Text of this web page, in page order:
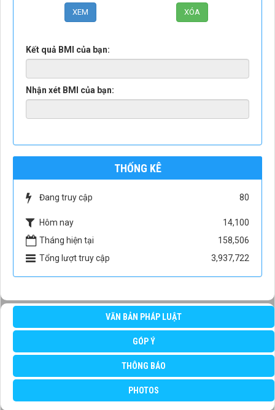
Kết quả BMI của bạn:
Nhận xét BMI của bạn:
THỐNG KÊ
Đang truy cập 80
Hôm nay
14,100
Tháng hiện tại
158,506
Tổng lượt truy cập
3,937,722
VĂN BẢN PHÁP LUẬT
GÓP Ý
THÔNG BÁO
PHOTOS